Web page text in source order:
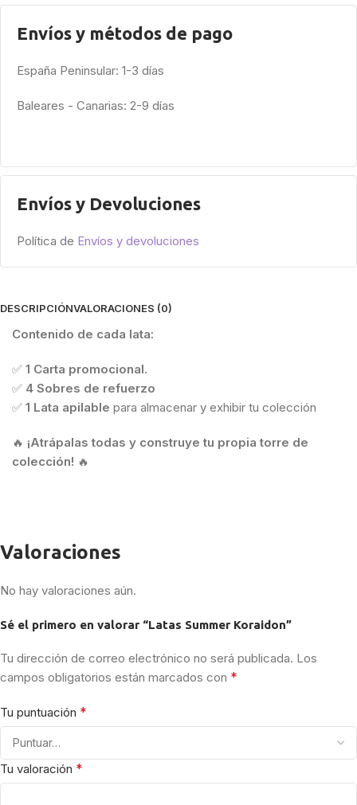
Envíos y métodos de pago
España Peninsular: 1-3 días
Baleares - Canarias: 2-9 días
Envíos y Devoluciones
Política de Envíos y devoluciones
DESCRIPCIÓNVALORACIONES (0)
Contenido de cada lata:
✅ 1 Carta promocional.
✅ 4 Sobres de refuerzo
✅ 1 Lata apilable para almacenar y exhibir tu colección
🔥 ¡Atrápalas todas y construye tu propia torre de
colección! 🔥
Valoraciones
No hay valoraciones aún.
Sé el primero en valorar “Latas Summer Koraidon”
Tu dirección de correo electrónico no será publicada. Los
campos obligatorios están marcados con *
Tu puntuación *
Tu valoración *